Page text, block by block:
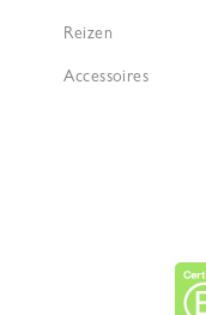
Reizen
Accessoires